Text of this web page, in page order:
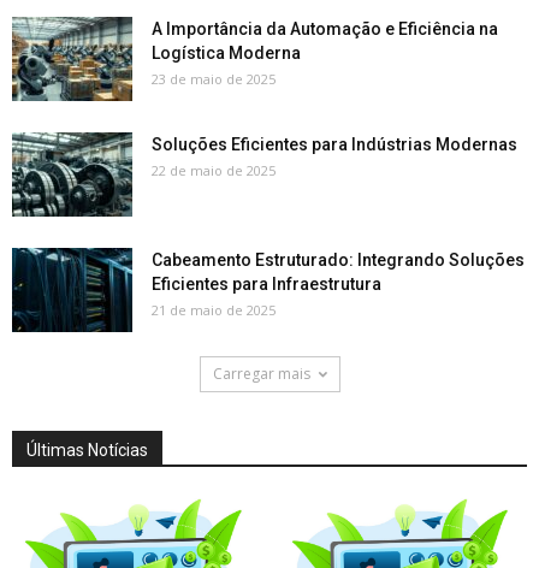
A Importância da Automação e Eficiência na
Logística Moderna
23 de maio de 2025
Soluções Eficientes para Indústrias Modernas
22 de maio de 2025
Cabeamento Estruturado: Integrando Soluções
Eficientes para Infraestrutura
21 de maio de 2025
Carregar mais
Últimas Notícias